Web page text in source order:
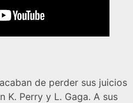
de perder sus juicios
K. Perry y L. Gaga. A sus